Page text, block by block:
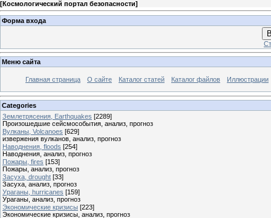
[Космологический портал безопасности]
Форма входа
Меню сайта
Главная страница О сайте Каталог статей Каталог файлов Иллюстрации
Categories
Землетрясения, Earthquakes [2289]
Произошедшие сейсмособытия, анализ, прогноз
Вулканы, Volcanoes [629]
извержения вулканов, анализ, прогноз
Наводнения, floods [254]
Наводнения, анализ, прогноз
Пожары, fires [153]
Пожары, анализ, прогноз
Засуха, drought [33]
Засуха, анализ, прогноз
Ураганы, hurricanes [159]
Ураганы, анализ, прогноз
Экономические кризисы [223]
Экономические кризисы, анализ, прогноз